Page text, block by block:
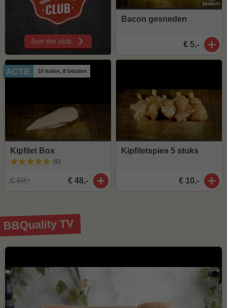
Bacon gesneden
€ 5,-
ACTIE 10 halen, 8 betalen
Kipfilet Box
(6)
€ 60,- € 48,-
Kipfiletspies 5 stuks
€ 10,-
Join the club
BBQuality TV